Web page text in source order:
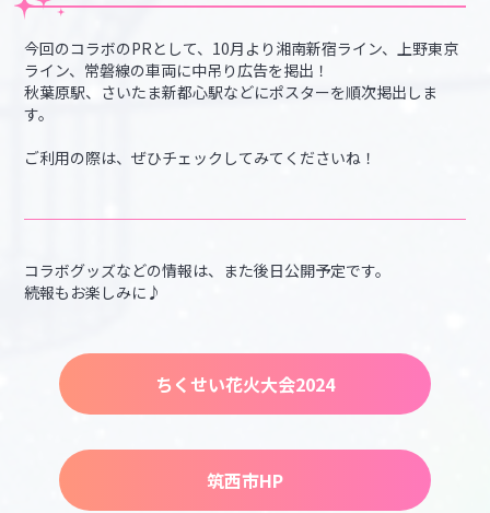
今回のコラボのPRとして、10月より湘南新宿ライン、上野東京
ライン、常磐線の車両に中吊り広告を掲出！
秋葉原駅、さいたま新都心駅などにポスターを順次掲出しま
す。
ご利用の際は、ぜひチェックしてみてくださいね！
コラボグッズなどの情報は、また後日公開予定です。
続報もお楽しみに♪
ちくせい花火大会2024
筑西市HP